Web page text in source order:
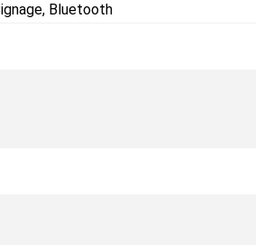
Bluetooth